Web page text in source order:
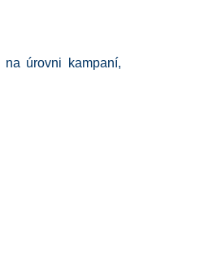
na úrovni kampaní,